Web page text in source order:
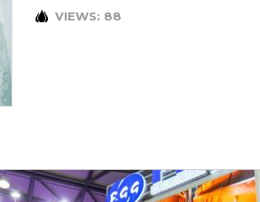
VIEWS: 88